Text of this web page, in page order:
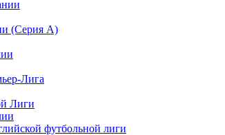
(Серия А)
Лига
Лиги
футбольной лиги